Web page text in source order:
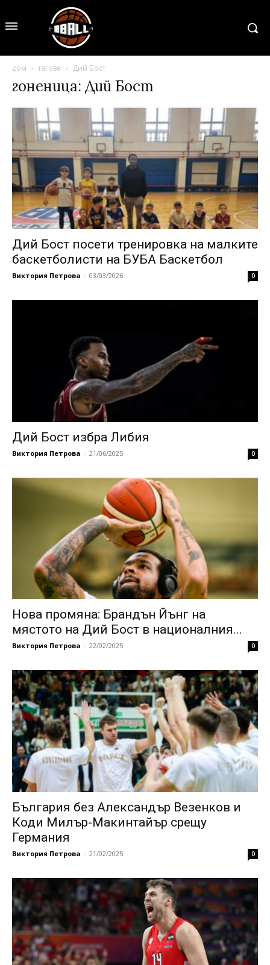
дом тагове Дий Бост
гоненица: Дий Бост
Дий Бост посети тренировка на малките
баскетболисти на БУБА Баскетбол
Виктория Петрова - 03/03/2026 0
Дий Бост избра Либия
Виктория Петрова - 21/06/2025 0
Нова промяна: Брандън Йънг на
мястото на Дий Бост в националния...
Виктория Петрова - 22/02/2025 0
България без Александър Везенков и
Коди Милър-Макинтайър срещу
Германия
Виктория Петрова - 21/02/2025 0